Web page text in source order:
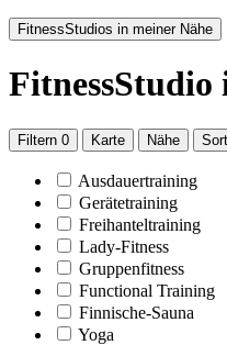
FitnessStudios in meiner Nähe
FitnessStudio
Filtern 0 Karte Nähe
Ausdauertraining
Gerätetraining
Freihanteltraining
Lady-Fitness
Gruppenfitness
Functional Training
Finnische-Sauna
Yoga